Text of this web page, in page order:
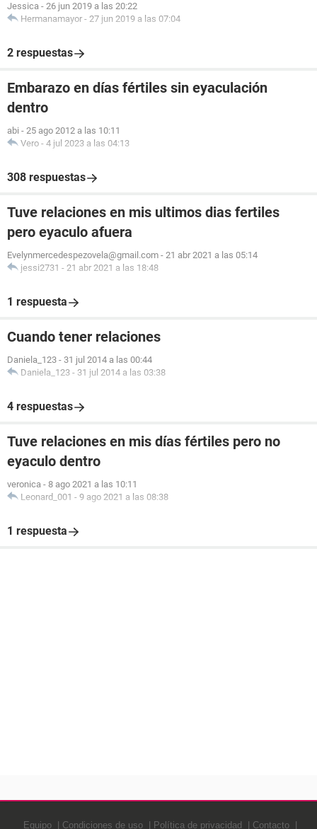
Jessica - 26 jun 2019 a las 20:22
Hermanamayor - 27 jun 2019 a las 07:04
2 respuestas
Embarazo en días fértiles sin eyaculación
dentro
abi - 25 ago 2012 a las 10:11
Vero - 4 jul 2023 a las 04:13
308 respuestas
Tuve relaciones en mis ultimos dias fertiles
pero eyaculo afuera
Evelynmercedespezovela@gmail.com - 21 abr 2021 a las 05:14
jessi2731 - 21 abr 2021 a las 18:48
1 respuesta
Cuando tener relaciones
Daniela_123 - 31 jul 2014 a las 00:44
Daniela_123 - 31 jul 2014 a las 03:38
4 respuestas
Tuve relaciones en mis días fértiles pero no
eyaculo dentro
veronica - 8 ago 2021 a las 10:11
Leonard_001 - 9 ago 2021 a las 08:38
1 respuesta
Equipo Condiciones de uso Política de privacidad Contacto